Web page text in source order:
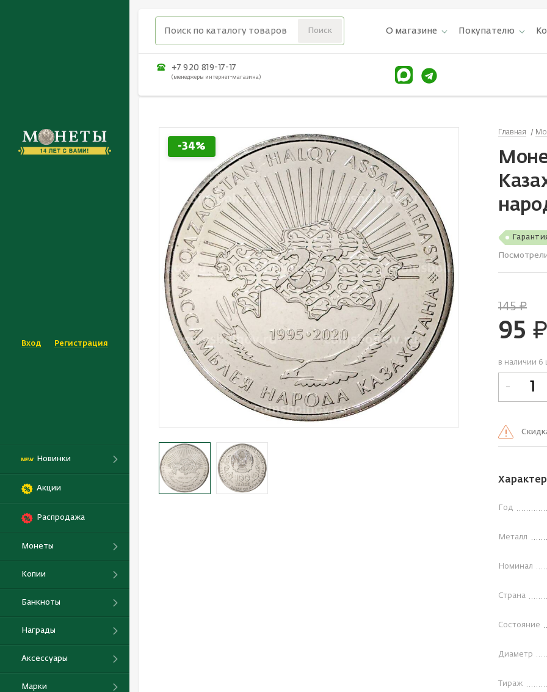
Вход Регистрация
Новинки
Акции
Распродажа
Монеты
Копии
Банкноты
Награды
Аксессуары
Марки
О магазине Покупателю
+7 920 819-17-17
(менеджеры интернет-магазина)
-34%
Главная
145руб.
95 руб.
в наличии 6
-
Год
Металл
Номинал
Страна
Состояние
Диаметр
Тираж